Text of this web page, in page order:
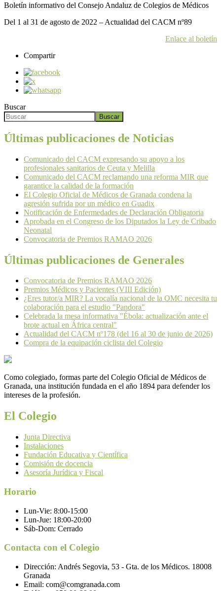
Boletín informativo del Consejo Andaluz de Colegios de Médicos
Del 1 al 31 de agosto de 2022 – Actualidad del CACM nº89
Enlace al boletín
Compartir
Buscar
Buscar
Últimas publicaciones de Noticias
Comunicado del CACM expresando su apoyo a los
profesionales sanitarios de Ceuta y Melilla
Comunicado del CACM reclamando una reforma MIR que
garantice la calidad de la formación
El Colegio Oficial de Médicos de Granada condena la
agresión sufrida por un médico en Guadix
Notificación de Enfermedades de Declaración Obligatoria
Aprobada en el Congreso de los Diputados la Ley de Cribado
Neonatal
Convocatoria de Premios RAMAO 2026
Últimas publicaciones de Generales
Convocatoria de Premios RAMAO 2026
Premios Médicos y Pacientes (VIII Edición)
¿Eres tutor/a MIR? La vocalía nacional de la OMC necesita tu
colaboración para el estudio "Pandora"
Celebrada la mesa informativa "Ébola: actualización ante el
brote actual en África central"
Actualidad del CACM nº178 (del 16 al 30 de junio de 2026)
Compra de la equipación ciclista del Colegio
Como colegiado, formas parte del Colegio Oficial de Médicos de
Granada, una institución fundada en el año 1894 para defender los
intereses de la profesión.
El Colegio
Junta Directiva
Instalaciones
Fundación Educativa y Científica
Comisión de docencia
Asesoría Jurídica y Fiscal
Horario
Lun-Vie: 8:00-15:00
Lun-Jue: 18:00-20:00
Sáb-Dom: Cerrado
Contacta con el Colegio
Dirección: Andrés Segovia, 53 - Gta. de los Médicos. 18008
Granada
Email: com@comgranada.com